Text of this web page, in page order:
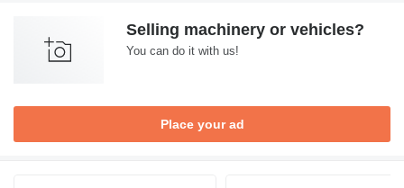
Selling machinery or vehicles?
You can do it with us!
Place your ad